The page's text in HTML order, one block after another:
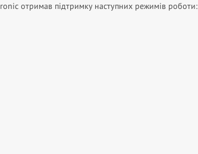
отримав підтримку наступних режимів роботи: